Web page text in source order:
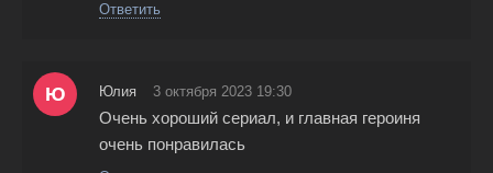
Ответить
Ю Юлия 3 октября 2023 19:30
Очень хороший сериал, и главная героиня
очень понравилась